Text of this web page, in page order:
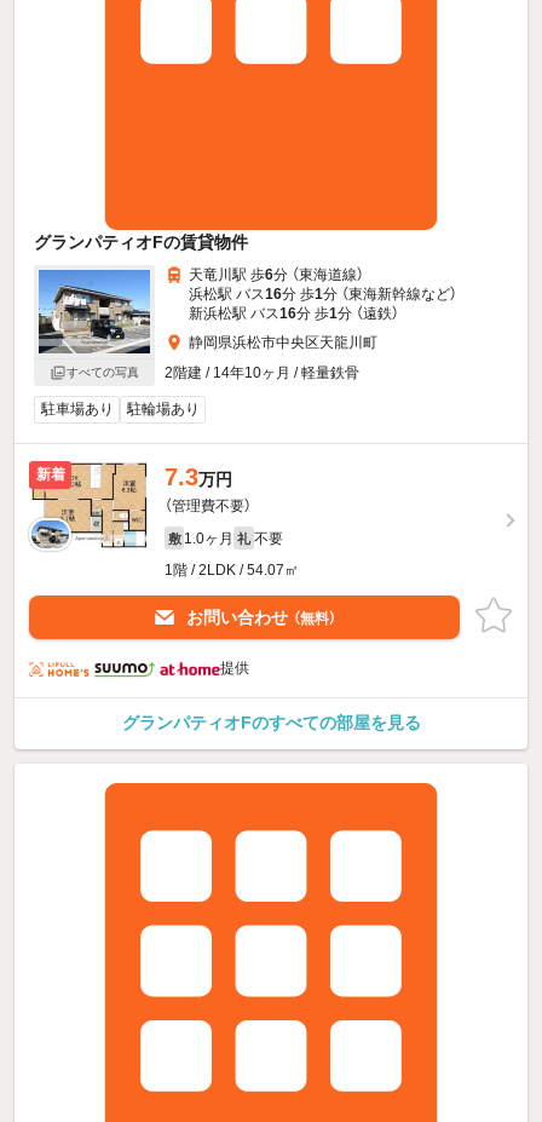
グランパティオFの賃貸物件
すべての写真
天竜川駅 歩6分 （東海道線）
浜松駅 バス16分 歩1分 （東海新幹線など）
新浜松駅 バス16分 歩1分 （遠鉄）
静岡県浜松市中央区天龍川町
2階建 / 14年10ヶ月 / 軽量鉄骨
駐車場あり 駐輪場あり
新着 7.3万円
（管理費不要）
敷 1.0ヶ月 礼 不要
1階 / 2LDK / 54.07㎡
お問い合わせ （無料）
提供
グランパティオFのすべての部屋を見る